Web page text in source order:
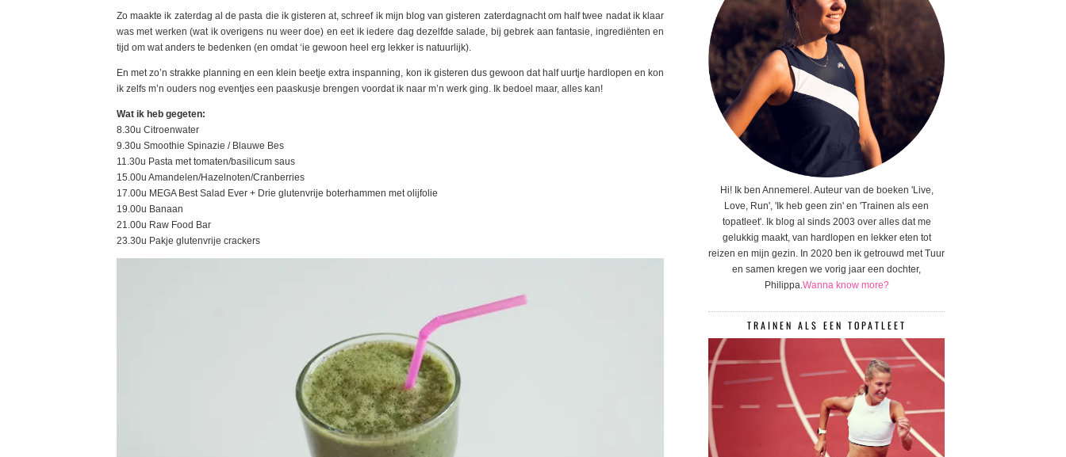
Zo maakte ik zaterdag al de pasta die ik gisteren at, schreef ik mijn blog van gisteren zaterdagnacht om half twee nadat ik klaar
was met werken (wat ik overigens nu weer doe) en eet ik iedere dag dezelfde salade, bij gebrek aan fantasie, ingrediënten en
tijd om wat anders te bedenken (en omdat ‘ie gewoon heel erg lekker is natuurlijk).
En met zo’n strakke planning en een klein beetje extra inspanning, kon ik gisteren dus gewoon dat half uurtje hardlopen en kon
ik zelfs m’n ouders nog eventjes een paaskusje brengen voordat ik naar m’n werk ging. Ik bedoel maar, alles kan!
Wat ik heb gegeten:
8.30u Citroenwater
9.30u Smoothie Spinazie / Blauwe Bes
11.30u Pasta met tomaten/basilicum saus
15.00u Amandelen/Hazelnoten/Cranberries
17.00u MEGA Best Salad Ever + Drie glutenvrije boterhammen met olijfolie
19.00u Banaan
21.00u Raw Food Bar
23.30u Pakje glutenvrije crackers
Hi! Ik ben Annemerel. Auteur van de boeken 'Live,
Love, Run', 'Ik heb geen zin' en 'Trainen als een
topatleet'. Ik blog al sinds 2003 over alles dat me
gelukkig maakt, van hardlopen en lekker eten tot
reizen en mijn gezin. In 2020 ben ik getrouwd met Tuur
en samen kregen we vorig jaar een dochter,
Philippa.Wanna know more?
TRAINEN ALS EEN TOPATLEET